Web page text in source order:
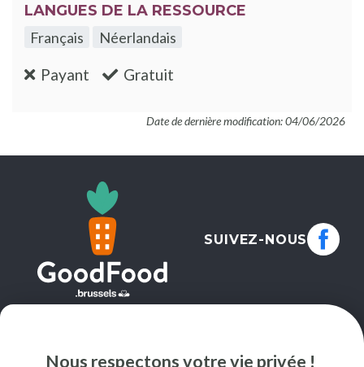
Nous respectons votre vie privée !
LANGUES DE LA RESSOURCE
Français
Néerlandais
Payant :non Gratuit
Date de dernière modification: 04/06/2026
SUIVEZ-NOUS